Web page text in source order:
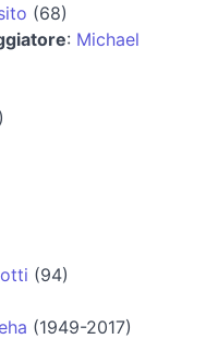
(68)
: Michael
(94)
(1949-2017)